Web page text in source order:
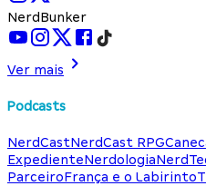
NerdBunker
Ver mais
Podcasts
NerdCastNerdCast RPG
ExpedienteNerdologia
ParceiroFrança e o Labirinto